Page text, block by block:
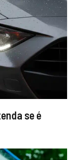
se é